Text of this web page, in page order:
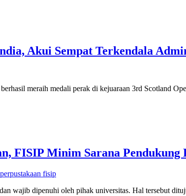
Akui Sempat Terkendala
meraih medali perak di kejuaraan 3rd Scotland
FISIP Minim Sarana Pendukung
perpustakaan fisip
wajib dipenuhi oleh pihak universitas. Hal tersebut